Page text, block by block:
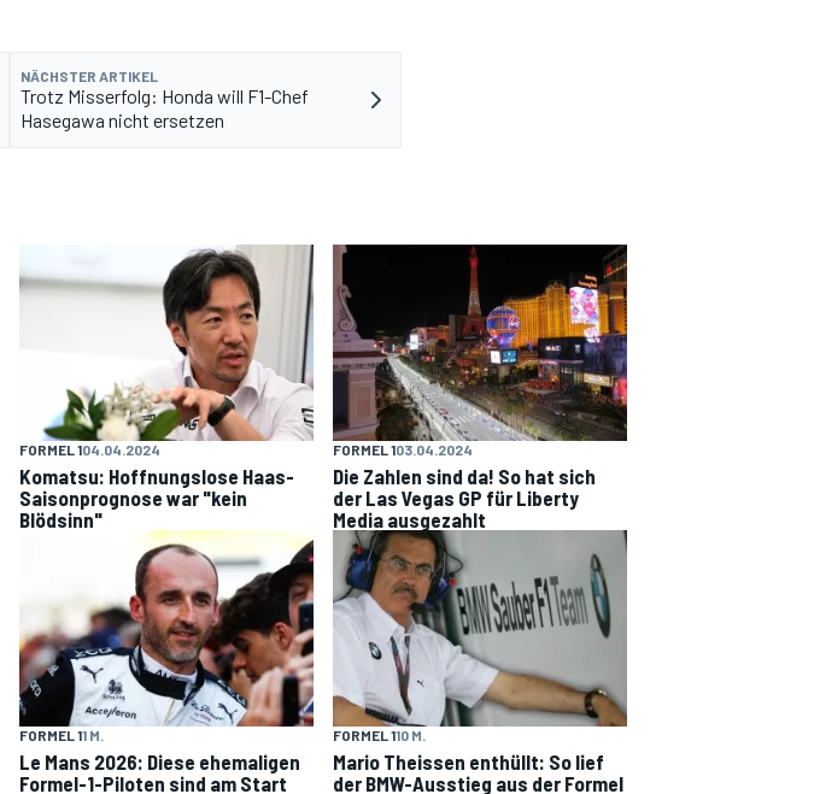
NÄCHSTER ARTIKEL
Trotz Misserfolg: Honda will F1-Chef
Hasegawa nicht ersetzen
FORMEL 104.04.2024
Komatsu: Hoffnungslose Haas-
Saisonprognose war "kein
Blödsinn"
FORMEL 103.04.2024
Die Zahlen sind da! So hat sich
der Las Vegas GP für Liberty
Media ausgezahlt
FORMEL 11 M.
Le Mans 2026: Diese ehemaligen
Formel-1-Piloten sind am Start
FORMEL 110 M.
Mario Theissen enthüllt: So lief
der BMW-Ausstieg aus der Formel